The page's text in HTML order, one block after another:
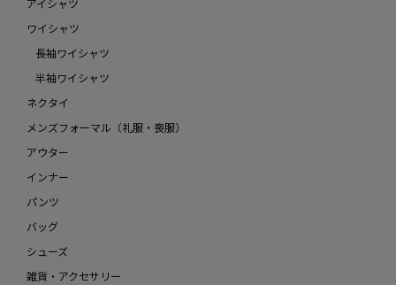
アイシャツ
ワイシャツ
長袖ワイシャツ
半袖ワイシャツ
ネクタイ
メンズフォーマル（礼服・喪服）
アウター
インナー
パンツ
バッグ
シューズ
雑貨・アクセサリー